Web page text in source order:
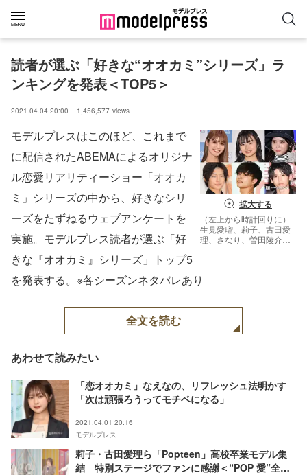
読者が選ぶ「好きな“オオカミ”シリーズ」ラ
ンキングを発表＜TOP5＞
2021.04.04 20:00 1,456,577 views
拡大する
（左上から時計回りに）
生見愛瑠、莉子、古田愛
理、さなり、曽田陵介、
モデルプレスはこのほど、これまで
に配信されたABEMAによるオリジナ
ル恋愛リアリティーショー「オオカ
ミ」シリーズの中から、好きなシリ
ーズをたずねるウェブアンケートを
実施。モデルプレス読者が選ぶ「好
きな『オオカミ』シリーズ」トップ5
を発表する。※各シーズンネタバレあり
全文を読む
あわせて読みたい
「恋オオカミ」なえなの、リフレッシュ法明かす
「次は頑張ろうってモチベになる」
2021.04.01 20:16
モデルプレス
莉子・古田愛理ら「Popteen」高校卒業モデル集
結 特別ステージでファンに感謝＜“POP 愛”全集